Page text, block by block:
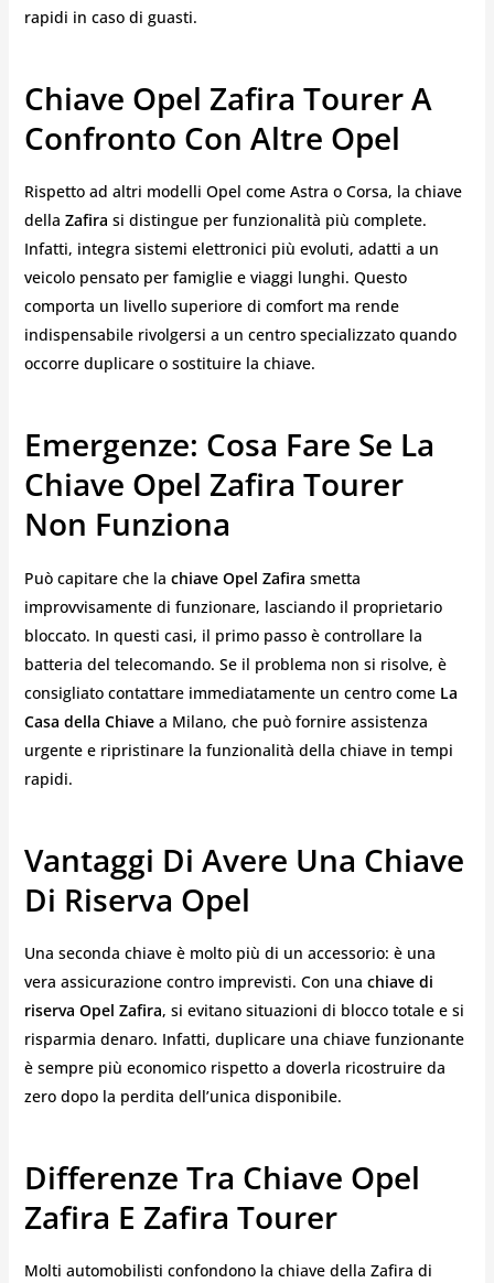
rapidi in caso di guasti.
Chiave Opel Zafira Tourer A
Confronto Con Altre Opel
Rispetto ad altri modelli Opel come Astra o Corsa, la chiave
della Zafira si distingue per funzionalità più complete.
Infatti, integra sistemi elettronici più evoluti, adatti a un
veicolo pensato per famiglie e viaggi lunghi. Questo
comporta un livello superiore di comfort ma rende
indispensabile rivolgersi a un centro specializzato quando
occorre duplicare o sostituire la chiave.
Emergenze: Cosa Fare Se La
Chiave Opel Zafira Tourer
Non Funziona
Può capitare che la chiave Opel Zafira smetta
improvvisamente di funzionare, lasciando il proprietario
bloccato. In questi casi, il primo passo è controllare la
batteria del telecomando. Se il problema non si risolve, è
consigliato contattare immediatamente un centro come La
Casa della Chiavea Milano, che può fornire assistenza
urgente e ripristinare la funzionalità della chiave in tempi
rapidi.
Vantaggi Di Avere Una Chiave
Di Riserva Opel
Una seconda chiave è molto più di un accessorio: è una
vera assicurazione contro imprevisti. Con una chiave di
riserva Opel Zafira, si evitano situazioni di blocco totale e si
risparmia denaro. Infatti, duplicare una chiave funzionante
è sempre più economico rispetto a doverla ricostruire da
zero dopo la perdita dell’unica disponibile.
Differenze Tra Chiave Opel
Zafira E Zafira Tourer
Molti automobilisti confondono la chiave della Zafira di